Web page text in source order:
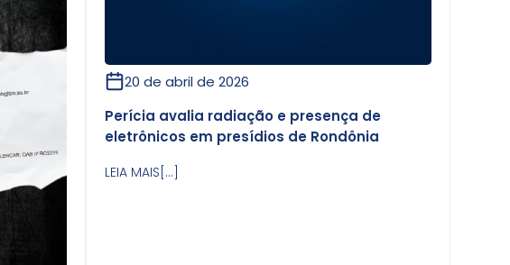
20 de abril de 2026
Perícia avalia radiação e presença de
eletrônicos em presídios de Rondônia
LEIA MAIS[...]